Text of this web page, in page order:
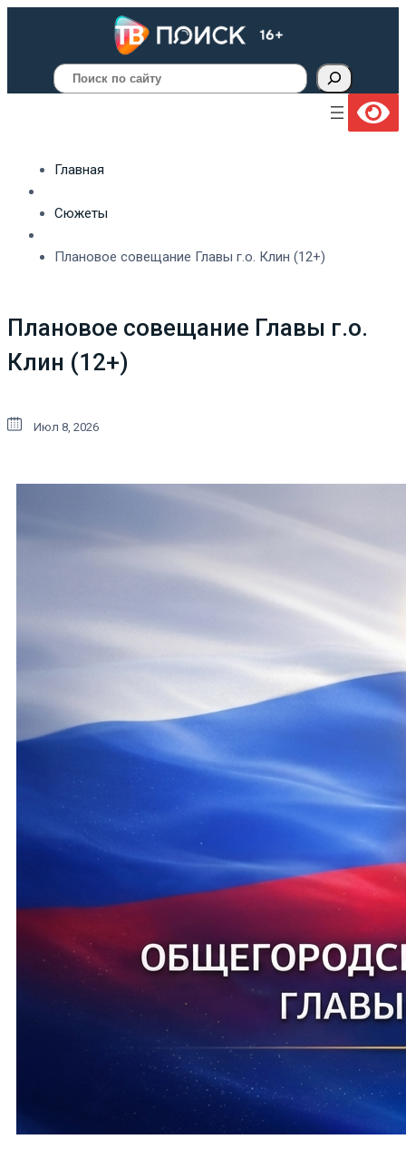
Поиск
Главная
Сюжеты
Плановое совещание Главы г.о. Клин (12+)
Плановое совещание Главы г.о.
Клин (12+)
Июл 8, 2026